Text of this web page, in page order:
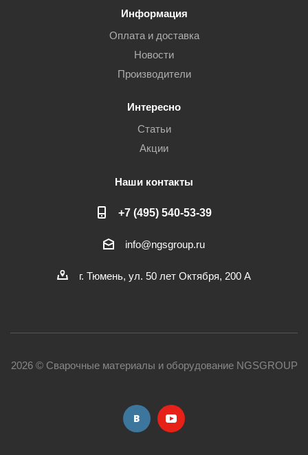
Информация
Оплата и доставка
Новости
Производители
Интересно
Статьи
Акции
Наши контакты
+7 (495) 540-53-39
info@ngsgroup.ru
г. Тюмень, ул. 50 лет Октября, 200 А
2026 © Сварочные материалы и оборудование NGSGROUP